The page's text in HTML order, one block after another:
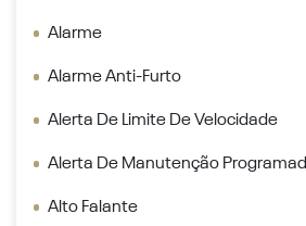
Alarme
Alarme Anti-Furto
Alerta De Limite De Velocidade
Alerta De Manutenção
Alto Falante